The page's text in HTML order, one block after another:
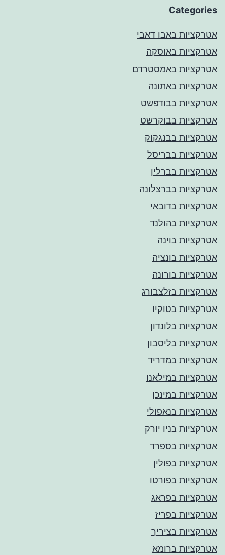
Categories
אטרקציות באבו דאבי
אטרקציות באוסקה
אטרקציות באמסטרדם
אטרקציות באתונה
אטרקציות בבודפשט
אטרקציות בבוקרשט
אטרקציות בבנגקוק
אטרקציות בבריסל
אטרקציות בברלין
אטרקציות בברצלונה
אטרקציות בדובאי
אטרקציות בהולנד
אטרקציות בוינה
אטרקציות בונציה
אטרקציות בורונה
אטרקציות בזלצבורג
אטרקציות בטוקיו
אטרקציות בלונדון
אטרקציות בליסבון
אטרקציות במדריד
אטרקציות במילאנו
אטרקציות במינכן
אטרקציות בנאפולי
אטרקציות בניו יורק
אטרקציות בספרד
אטרקציות בפולין
אטרקציות בפורטו
אטרקציות בפראג
אטרקציות בפריז
אטרקציות בציריך
אטרקציות ברומא